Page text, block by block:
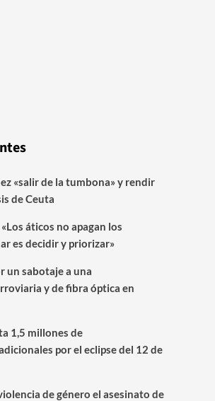
«salir de la tumbona» y rendir
de Ceuta
áticos no apagan los
es decidir y priorizar»
un sabotaje a una
y de fibra óptica en
1,5 millones de
por el eclipse del 12 de
de género el asesinato de